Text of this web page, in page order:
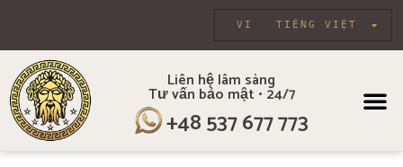
TIẾNG VIỆT
VI
Liên hệ lâm sàng
Tư vấn bảo mật • 24/7
+48 537 677 773